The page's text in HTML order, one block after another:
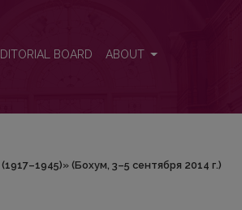
BOARD ABOUT
(Бохум, 3–5 сентября 2014 г.)